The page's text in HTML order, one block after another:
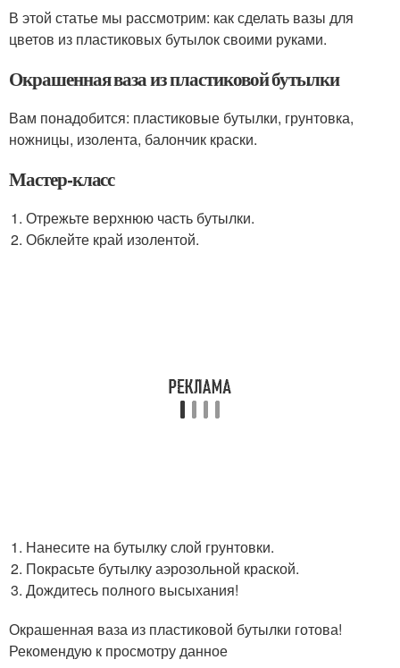
В этой статье мы рассмотрим: как сделать вазы для
цветов из пластиковых бутылок своими руками.
Окрашенная ваза из пластиковой бутылки
Вам понадобится: пластиковые бутылки, грунтовка,
ножницы, изолента, балончик краски.
Мастер-класс
Отрежьте верхнюю часть бутылки.
Обклейте край изолентой.
Нанесите на бутылку слой грунтовки.
Покрасьте бутылку аэрозольной краской.
Дождитесь полного высыхания!
Окрашенная ваза из пластиковой бутылки готова!
Рекомендую к просмотру данное